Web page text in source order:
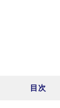
目次